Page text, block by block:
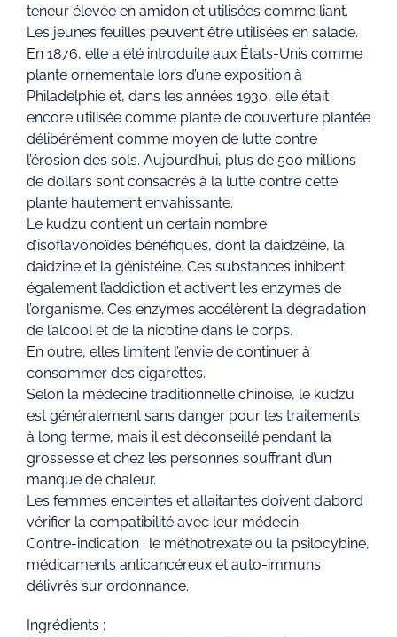
teneur élevée en amidon et utilisées comme liant.
Les jeunes feuilles peuvent être utilisées en salade.
En 1876, elle a été introduite aux États-Unis comme
plante ornementale lors d’une exposition à
Philadelphie et, dans les années 1930, elle était
encore utilisée comme plante de couverture plantée
délibérément comme moyen de lutte contre
l’érosion des sols. Aujourd’hui, plus de 500 millions
de dollars sont consacrés à la lutte contre cette
plante hautement envahissante.
Le kudzu contient un certain nombre
d’isoflavonoïdes bénéfiques, dont la daidzéine, la
daidzine et la génistéine. Ces substances inhibent
également l’addiction et activent les enzymes de
l’organisme. Ces enzymes accélèrent la dégradation
de l’alcool et de la nicotine dans le corps.
En outre, elles limitent l’envie de continuer à
consommer des cigarettes.
Selon la médecine traditionnelle chinoise, le kudzu
est généralement sans danger pour les traitements
à long terme, mais il est déconseillé pendant la
grossesse et chez les personnes souffrant d’un
manque de chaleur.
Les femmes enceintes et allaitantes doivent d’abord
vérifier la compatibilité avec leur médecin.
Contre-indication : le méthotrexate ou la psilocybine,
médicaments anticancéreux et auto-immuns
délivrés sur ordonnance.
Ingrédients :